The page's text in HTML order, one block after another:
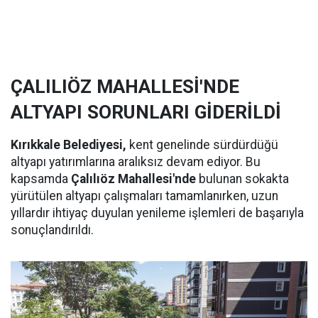
ÇALILIÖZ MAHALLESİ'NDE
ALTYAPI SORUNLARI GİDERİLDİ
Kırıkkale Belediyesi, kent genelinde sürdürdüğü
altyapı yatırımlarına aralıksız devam ediyor. Bu
kapsamda Çalılıöz Mahallesi'nde bulunan sokakta
yürütülen altyapı çalışmaları tamamlanırken, uzun
yıllardır ihtiyaç duyulan yenileme işlemleri de başarıyla
sonuçlandırıldı.